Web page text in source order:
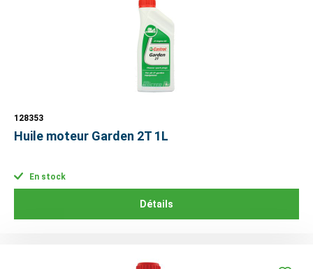
128353
Huile moteur Garden 2T 1L
En stock
Détails